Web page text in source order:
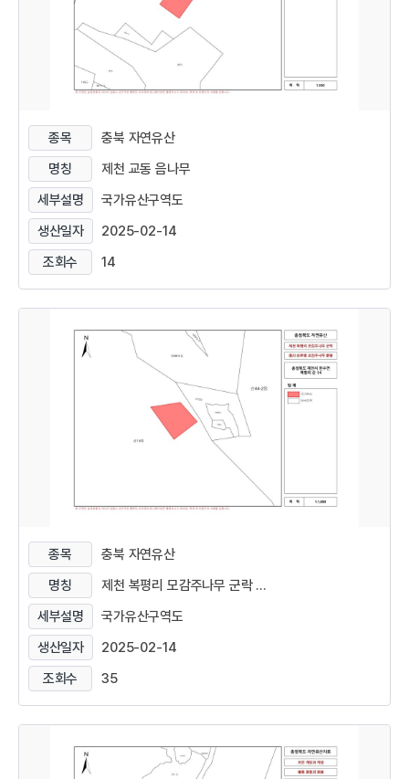
종목
충북 자연유산
명칭
제천 교동 음나무
세부설명
국가유산구역도
생산일자
2025-02-14
조회수
14
종목
충북 자연유산
명칭
제천 복평리 모감주나무 군락 ...
세부설명
국가유산구역도
생산일자
2025-02-14
조회수
35